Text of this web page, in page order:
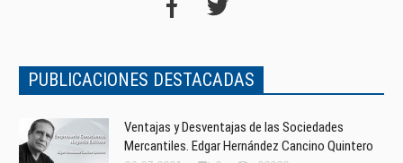
PUBLICACIONES DESTACADAS
Ventajas y Desventajas de las Sociedades
Mercantiles. Edgar Hernández Cancino Quintero